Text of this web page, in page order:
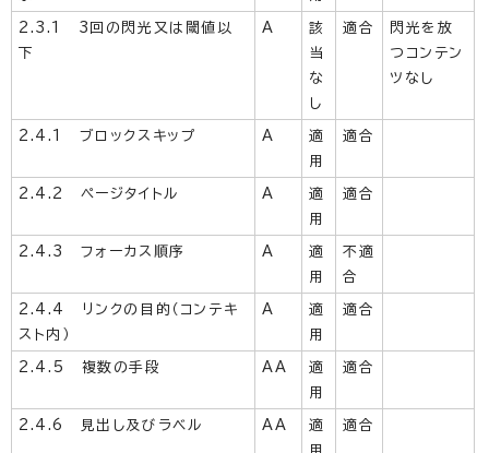
2.3.1 3回の閃光又は閾値以
下
A
該
当
な
し
適合
閃光を放
つコンテン
ツなし
2.4.1 ブロックスキップ A
適
用
適合
2.4.2 ページタイトル A
適
用
適合
2.4.3 フォーカス順序 A
適
用
不適
合
2.4.4 リンクの目的（コンテキ
スト内）
A
適
用
適合
2.4.5 複数の手段 AA
適
用
適合
2.4.6 見出し及びラベル AA
適
適合